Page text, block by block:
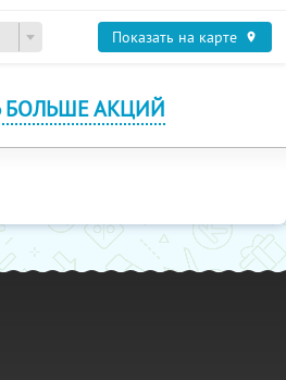
Показать на карте
БОЛЬШЕ АКЦИЙ